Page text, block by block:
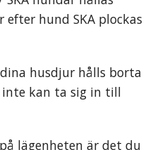
hund SKA plockas
husdjur hålls borta
kan ta sig in till
lägenheten är det du